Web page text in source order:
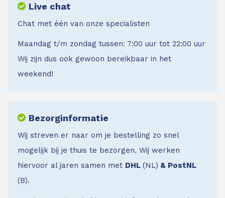
Live chat
Chat met één van onze specialisten
Maandag t/m zondag tussen: 7:00 uur tot 22:00 uur
Wij zijn dus ook gewoon bereikbaar in het
weekend!
Bezorginformatie
Wij streven er naar om je bestelling zo snel
mogelijk bij je thuis te bezorgen. Wij werken
hiervoor al jaren samen met DHL (NL) & PostNL
(B).